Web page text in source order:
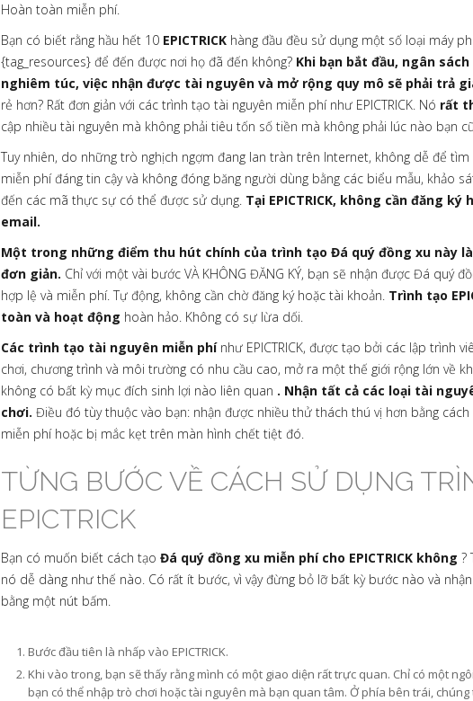
Hoàn toàn miễn phí.
Bạn có biết rằng hầu hết 10 EPICTRICK hàng đầu đều sử dụng một số loại máy
{tag_resources} để đến được nơi họ đã đến không? Khi bạn bắt đầu, ngân
nghiêm túc, việc nhận được tài nguyên và mở rộng quy mô sẽ phải trả
rẻ hơn? Rất đơn giản với các trình tạo tài nguyên miễn phí như EPICTRICK. Nó rất
cập nhiều tài nguyên mà không phải tiêu tốn số tiền mà không phải lúc nào bạn
Tuy nhiên, do những trò nghịch ngợm đang lan tràn trên Internet, không dễ để
miễn phí đáng tin cậy và không đóng băng người dùng bằng các biểu mẫu, khảo
đến các mã thực sự có thể được sử dụng. Tại EPICTRICK, không cần đăng
email.
Một trong những điểm thu hút chính của trình tạo Đá quý đồng xu này
đơn giản. Chỉ với một vài bước VÀ KHÔNG ĐĂNG KÝ, bạn sẽ nhận được Đá quý
hợp lệ và miễn phí. Tự động, không cần chờ đăng ký hoặc tài khoản. Trình tạo
toàn và hoạt động hoàn hảo. Không có sự lừa dối.
Các trình tạo tài nguyên miễn phínhư EPICTRICK, được tạo bởi các lập trình
chơi, chương trình và môi trường có nhu cầu cao, mở ra một thế giới rộng lớn về
không có bất kỳ mục đích sinh lợi nào liên quan . Nhận tất cả các loại tài
chơi. Điều đó tùy thuộc vào bạn: nhận được nhiều thử thách thú vị hơn bằng
miễn phí hoặc bị mắc kẹt trên màn hình chết tiệt đó.
TỪNG BƯỚC VỀ CÁCH SỬ DỤNG
EPICTRICK
Bạn có muốn biết cách tạo Đá quý đồng xu miễn phí cho EPICTRICK không ?
nó dễ dàng như thế nào. Có rất ít bước, vì vậy đừng bỏ lỡ bất kỳ bước nào và
bằng một nút bấm.
Bước đầu tiên là nhấp vào EPICTRICK.
Khi vào trong, bạn sẽ thấy rằng mình có một giao diện rất trực quan. Chỉ có một
bạn có thể nhập trò chơi hoặc tài nguyên mà bạn quan tâm. Ở phía bên trái,